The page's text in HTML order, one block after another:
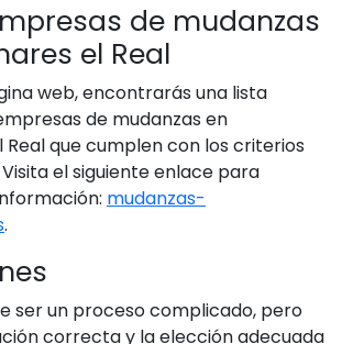
de mudanzas
el Real
web, encontrarás una lista
de mudanzas en
Real que cumplen con los criterios
el siguiente enlace para
mudanzas-
.
ser un proceso complicado, pero
correcta y la elección adecuada